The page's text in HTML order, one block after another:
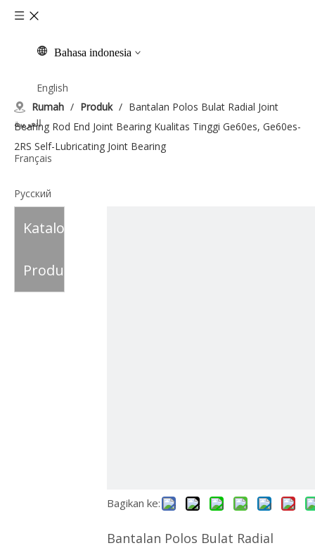
Bahasa indonesia
English
العربية
Français
Pусский
Español
Italiano
Rumah / Produk / Bantalan Polos Bulat Radial Joint
Bearing Rod End Joint Bearing Kualitas Tinggi Ge60es, Ge60es-
2RS Self-Lubricating Joint Bearing
Katalog
Produk
Bagikan ke:
Bantalan Polos Bulat Radial